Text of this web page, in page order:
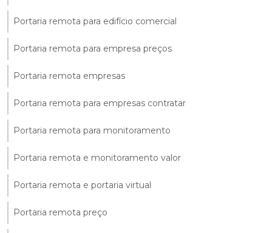
Portaria remota para edifício comercial
Portaria remota para empresa preços
Portaria remota empresas
Portaria remota para empresas contratar
Portaria remota para monitoramento
Portaria remota e monitoramento valor
Portaria remota e portaria virtual
Portaria remota preço